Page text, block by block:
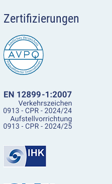
Zertifizierungen